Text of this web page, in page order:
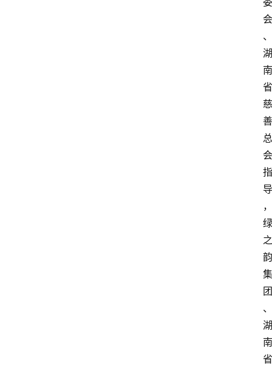
会
、
湖
南
省
慈
善
总
会
指
导
，
绿
之
韵
集
团
、
湖
南
省